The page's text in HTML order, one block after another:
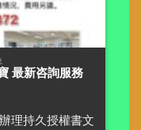
最新咨詢服務
理持久授權書文